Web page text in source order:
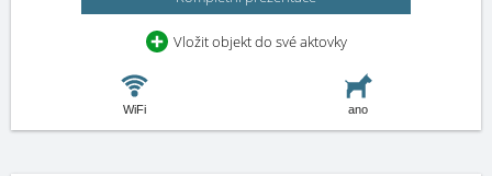
Vložit objekt do své aktovky
WiFi ano